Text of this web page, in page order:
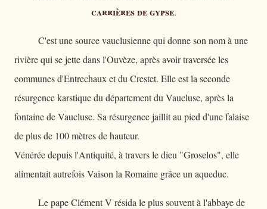
carrières de gypse.
C'est une source vauclusienne qui donne son nom à une
rivière qui se jette dans l'Ouvèze, après avoir traversée les
communes d'Entrechaux et du Crestet. Elle est la seconde
résurgence karstique du département du Vaucluse, après la
fontaine de Vaucluse. Sa résurgence jaillit au pied d'une falaise
de plus de 100 mètres de hauteur.
Vénérée depuis l'Antiquité, à travers le dieu "Groselos", elle
alimentait autrefois Vaison la Romaine grâce un aqueduc.
Le pape Clément V résida le plus souvent à l'abbaye de